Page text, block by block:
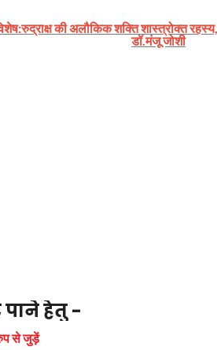
की अलौकिक शक्ति शास्त्रोक्त रहस्य,
डॉ.मंजू जोशी
हेतु -
से जुड़ें